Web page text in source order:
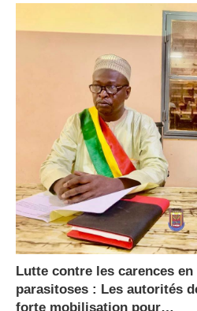
Lutte contre les carences
parasitoses : Les autorités
forte mobilisation pour…